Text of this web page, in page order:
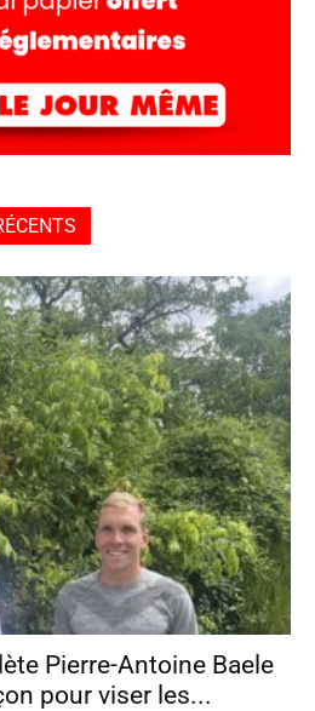
Pierre-Antoine Baele
pour viser les...